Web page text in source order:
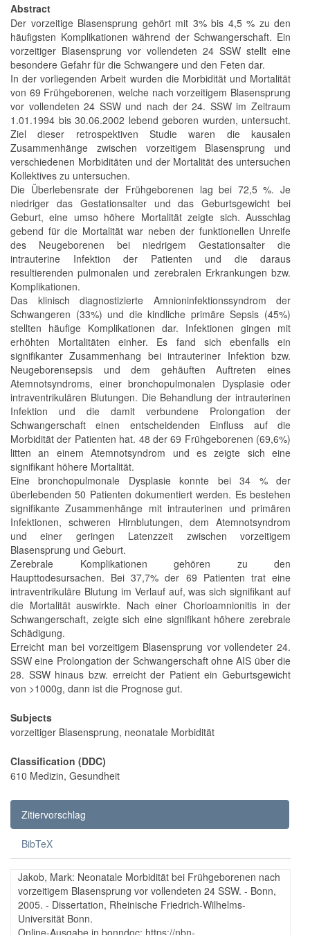
Abstract
Der vorzeitige Blasensprung gehört mit 3% bis 4,5 % zu den
häufigsten Komplikationen während der Schwangerschaft. Ein
vorzeitiger Blasensprung vor vollendeten 24 SSW stellt eine
besondere Gefahr für die Schwangere und den Feten dar.
In der vorliegenden Arbeit wurden die Morbidität und Mortalität
von 69 Frühgeborenen, welche nach vorzeitigem Blasensprung
vor vollendeten 24 SSW und nach der 24. SSW im Zeitraum
1.01.1994 bis 30.06.2002 lebend geboren wurden, untersucht.
Ziel dieser retrospektiven Studie waren die kausalen
Zusammenhänge zwischen vorzeitigem Blasensprung und
verschiedenen Morbiditäten und der Mortalität des untersuchen
Kollektives zu untersuchen.
Die Überlebensrate der Frühgeborenen lag bei 72,5 %. Je
niedriger das Gestationsalter und das Geburtsgewicht bei
Geburt, eine umso höhere Mortalität zeigte sich. Ausschlag
gebend für die Mortalität war neben der funktionellen Unreife
des Neugeborenen bei niedrigem Gestationsalter die
intrauterine Infektion der Patienten und die daraus
resultierenden pulmonalen und zerebralen Erkrankungen bzw.
Komplikationen.
Das klinisch diagnostizierte Amnioninfektionssyndrom der
Schwangeren (33%) und die kindliche primäre Sepsis (45%)
stellten häufige Komplikationen dar. Infektionen gingen mit
erhöhten Mortalitäten einher. Es fand sich ebenfalls ein
signifikanter Zusammenhang bei intrauteriner Infektion bzw.
Neugeborensepsis und dem gehäuften Auftreten eines
Atemnotsyndroms, einer bronchopulmonalen Dysplasie oder
intraventrikulären Blutungen. Die Behandlung der intrauterinen
Infektion und die damit verbundene Prolongation der
Schwangerschaft einen entscheidenden Einfluss auf die
Morbidität der Patienten hat. 48 der 69 Frühgeborenen (69,6%)
litten an einem Atemnotsyndrom und es zeigte sich eine
signifikant höhere Mortalität.
Eine bronchopulmonale Dysplasie konnte bei 34 % der
überlebenden 50 Patienten dokumentiert werden. Es bestehen
signifikante Zusammenhänge mit intrauterinen und primären
Infektionen, schweren Hirnblutungen, dem Atemnotsyndrom
und einer geringen Latenzzeit zwischen vorzeitigem
Blasensprung und Geburt.
Zerebrale Komplikationen gehören zu den
Haupttodesursachen. Bei 37,7% der 69 Patienten trat eine
intraventrikuläre Blutung im Verlauf auf, was sich signifikant auf
die Mortalität auswirkte. Nach einer Chorioamnionitis in der
Schwangerschaft, zeigte sich eine signifikant höhere zerebrale
Schädigung.
Erreicht man bei vorzeitigem Blasensprung vor vollendeter 24.
SSW eine Prolongation der Schwangerschaft ohne AIS über die
28. SSW hinaus bzw. erreicht der Patient ein Geburtsgewicht
von >1000g, dann ist die Prognose gut.
Subjects
vorzeitiger Blasensprung, neonatale Morbidität
Classification (DDC)
610 Medizin, Gesundheit
Zitiervorschlag
BibTeX
Jakob, Mark: Neonatale Morbidität bei Frühgeborenen nach
vorzeitigem Blasensprung vor vollendeten 24 SSW. - Bonn,
2005. - Dissertation, Rheinische Friedrich-Wilhelms-
Universität Bonn.
Online-Ausgabe in bonndoc: https://nbn-